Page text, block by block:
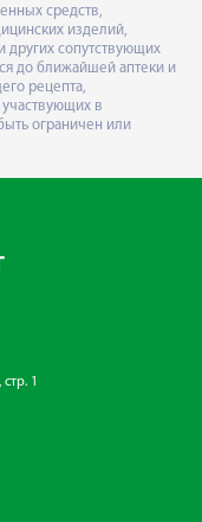
средств,
изделий,
других сопутствующих
до ближайшей аптеки и
рецепта,
в
ограничен или
1